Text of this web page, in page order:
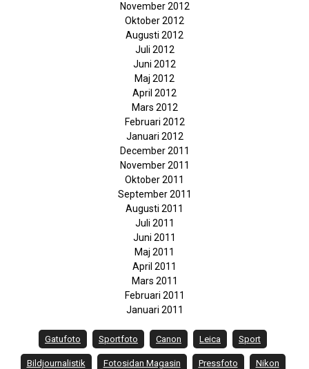
November 2012
Oktober 2012
Augusti 2012
Juli 2012
Juni 2012
Maj 2012
April 2012
Mars 2012
Februari 2012
Januari 2012
December 2011
November 2011
Oktober 2011
September 2011
Augusti 2011
Juli 2011
Juni 2011
Maj 2011
April 2011
Mars 2011
Februari 2011
Januari 2011
Gatufoto Sportfoto Canon Leica Sport
Bildjournalistik Fotosidan Magasin Pressfoto Nikon